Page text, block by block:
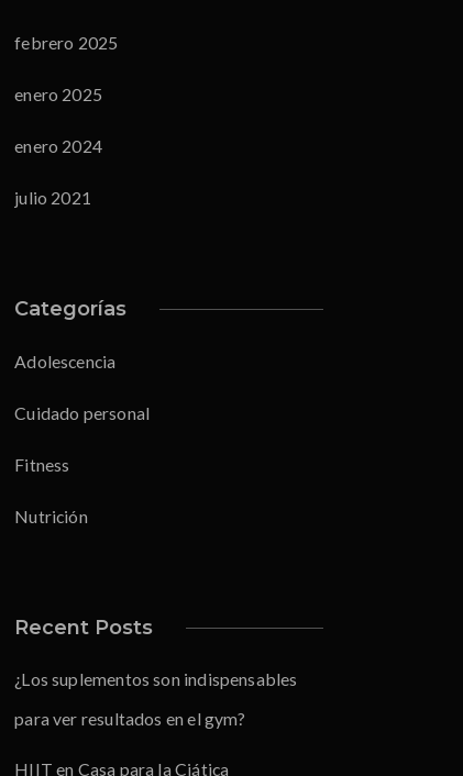
febrero 2025
enero 2025
enero 2024
julio 2021
Categorías
Adolescencia
Cuidado personal
Fitness
Nutrición
Recent Posts
¿Los suplementos son indispensables
para ver resultados en el gym?
HIIT en Casa para la Ciática